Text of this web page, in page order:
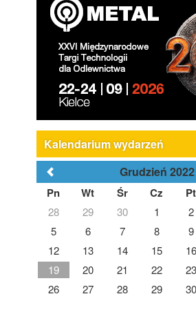
Kalendarium wydarzeń
Grudzień 2022
Pn Wt Śr Cz Pt
28 29 30 1 2
5
6 7 8 9
12
13 14 15 16
19
20 21 22 23
26
27 28 29 30